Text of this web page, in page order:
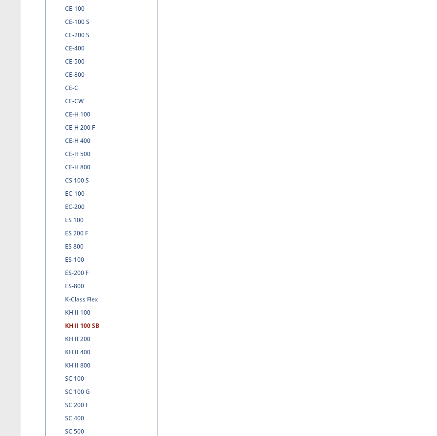
CE-100
CE-100 S
CE-200 S
CE-400
CE-500
CE-800
CE-C
CE-CW
CE-H 100
CE-H 200 F
CE-H 400
CE-H 500
CE-H 800
CS 100 S
EC-100
EC-200
ES 100
ES 200 F
ES 800
ES-100
ES-200 F
ES-800
K-Class Flex
KH II 100
KH II 100 SB
KH II 200
KH II 400
KH II 800
SC 100
SC 100 G
SC 200 F
SC 400
SC 500